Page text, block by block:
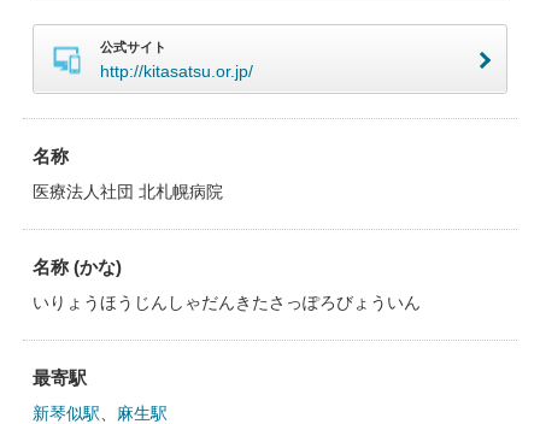
公式サイト
http://kitasatsu.or.jp/
名称
医療法人社団 北札幌病院
名称 (かな)
いりょうほうじんしゃだんきたさっぽろびょういん
最寄駅
新琴似駅 麻生駅